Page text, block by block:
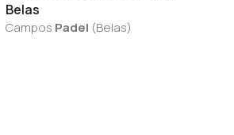
Belas
Campos Padel (Belas)